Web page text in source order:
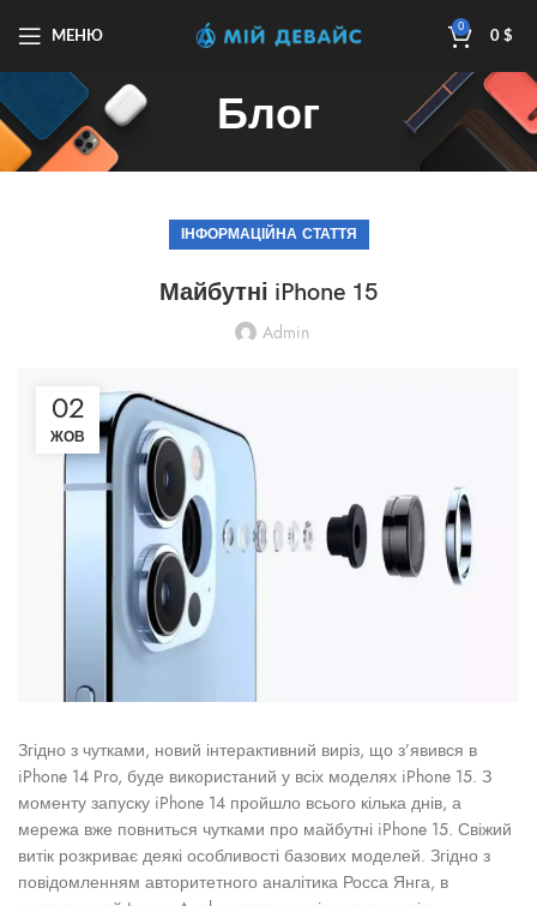
МЕНЮ
0
0$
Блог
ІНФОРМАЦІЙНА СТАТТЯ
Майбутні iPhone 15
Admin
02
ЖОВ
Згідно з чутками, новий інтерактивний виріз, що з’явився в
iPhone 14 Pro, буде використаний у всіх моделях iPhone 15. З
моменту запуску iPhone 14 пройшло всього кілька днів, а
мережа вже повниться чутками про майбутні iPhone 15. Свіжий
витік розкриває деякі особливості базових моделей. Згідно з
повідомленням авторитетного аналітика Росса Янга, в